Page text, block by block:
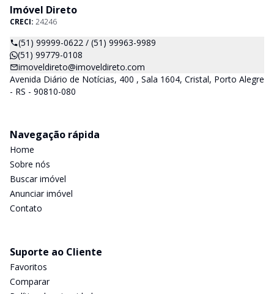
Imóvel Direto
CRECI: 24246
(51) 99999-0622 / (51) 99963-9989
(51) 99779-0108
imoveldireto@imoveldireto.com
Avenida Diário de Notícias, 400 , Sala 1604, Cristal, Porto Alegre
- RS - 90810-080
Navegação rápida
Home
Sobre nós
Buscar imóvel
Anunciar imóvel
Contato
Suporte ao Cliente
Favoritos
Comparar